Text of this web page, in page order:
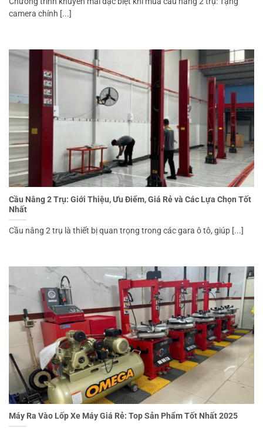
camera chính [...]
Cầu Nâng 2 Trụ: Giới Thiệu, Ưu Điểm, Giá Rẻ và Các Lựa Chọn Tốt
Nhất
Cầu nâng 2 trụ là thiết bị quan trọng trong các gara ô tô, giúp [...]
Máy Ra Vào Lốp Xe Máy Giá Rẻ: Top Sản Phẩm Tốt Nhất 2025